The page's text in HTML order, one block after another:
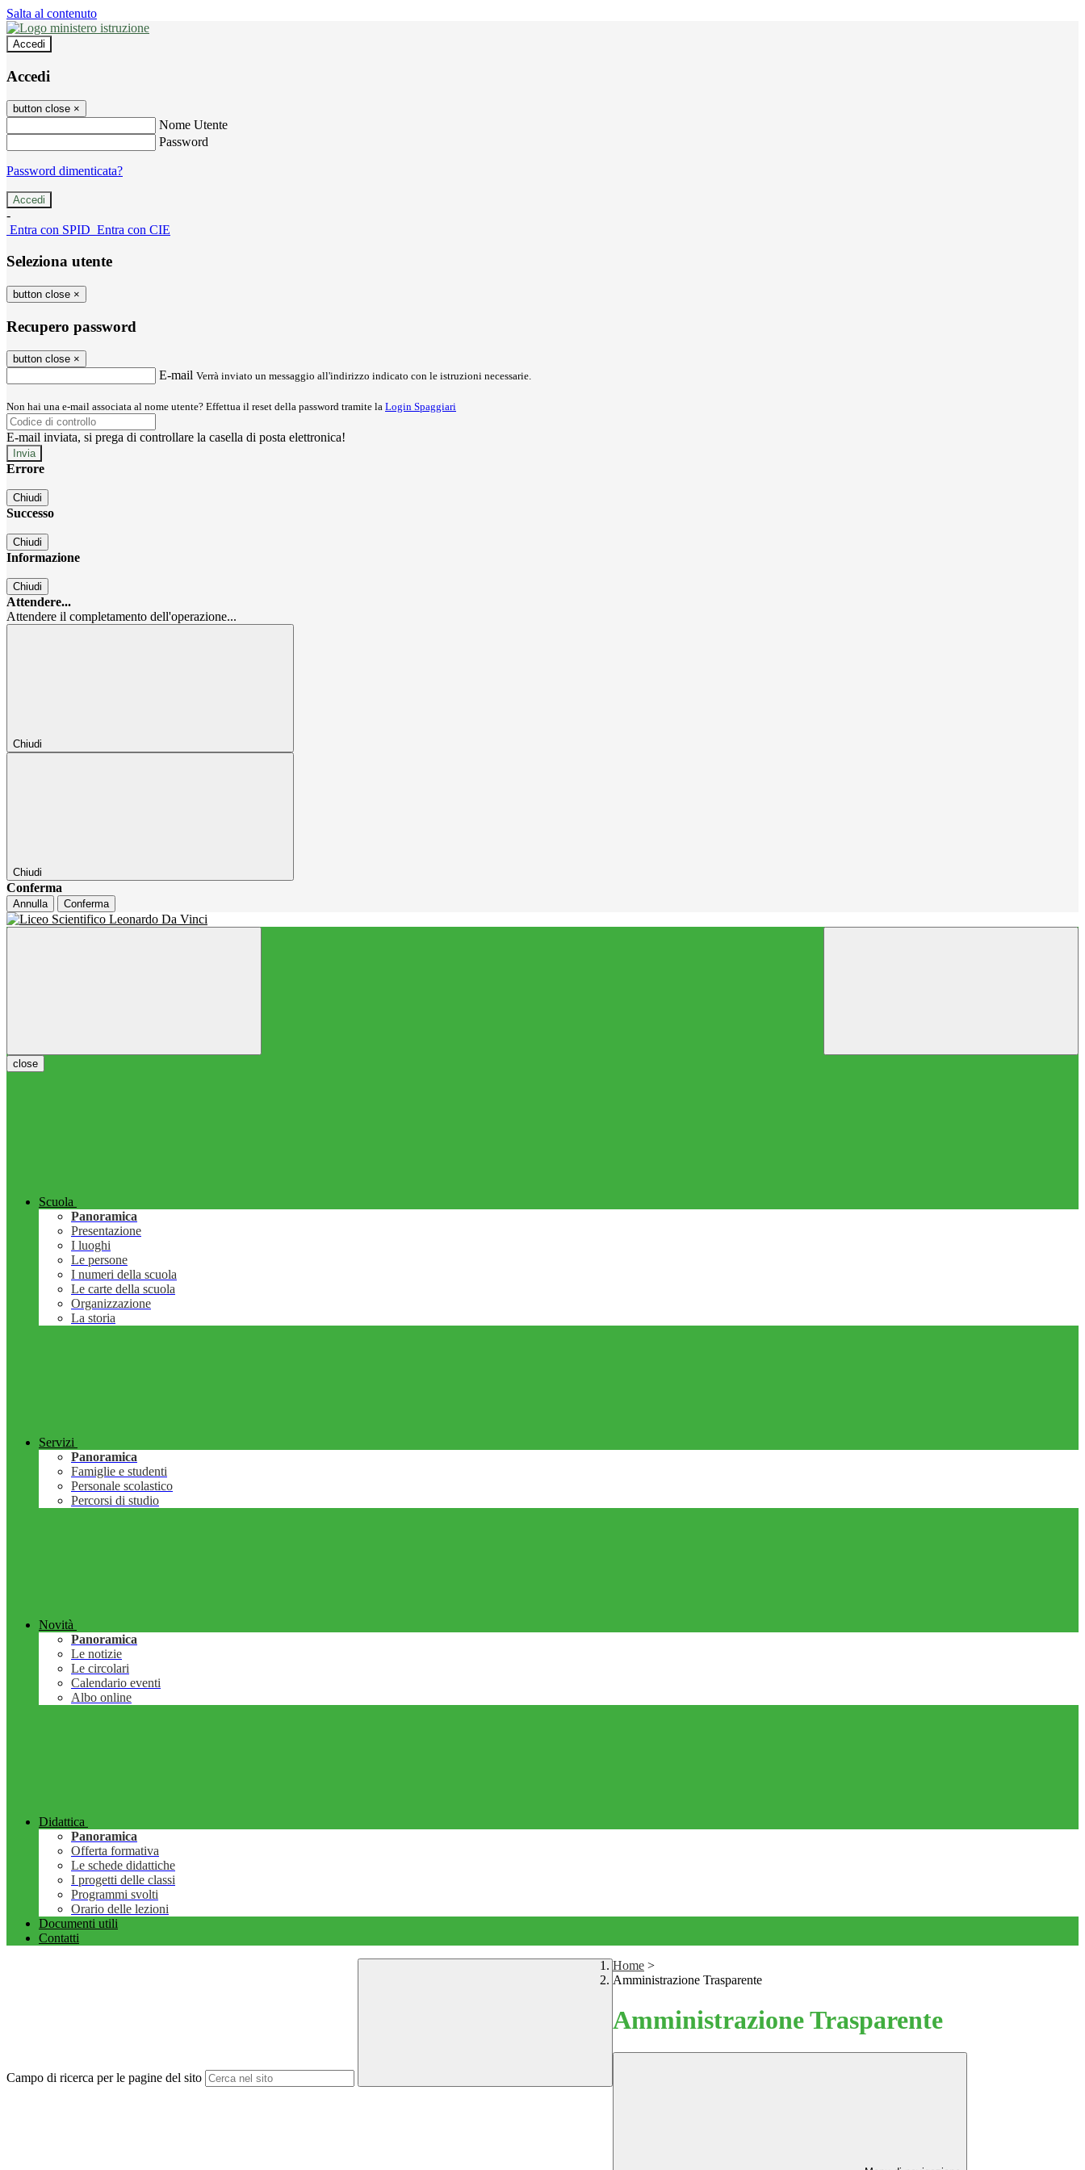
Salta al contenuto
Accedi
Accedi
button close ×
Nome Utente
Password
Password dimenticata?
-
Entra con SPID Entra con CIE
Seleziona utente
button close ×
Recupero password
button close ×
E-mail Verrà inviato un messaggio all'indirizzo indicato con le istruzioni necessarie.
Non hai una e-mail associata al nome utente? Effettua il reset della password tramite la Login Spaggiari
E-mail inviata, si prega di controllare la casella di posta elettronica!
Errore
Chiudi
Successo
Chiudi
Informazione
Chiudi
Attendere...
Attendere il completamento dell'operazione...
Chiudi
Chiudi
Conferma
Annulla Conferma
close
Scuola
Panoramica
Presentazione
I luoghi
Le persone
I numeri della scuola
Le carte della scuola
Organizzazione
La storia
Servizi
Panoramica
Famiglie e studenti
Personale scolastico
Percorsi di studio
Novità
Panoramica
Le notizie
Le circolari
Calendario eventi
Albo online
Didattica
Panoramica
Offerta formativa
Le schede didattiche
I progetti delle classi
Programmi svolti
Orario delle lezioni
Documenti utili
Contatti
Campo di ricerca per le pagine del sito
Home >
Amministrazione Trasparente
Amministrazione Trasparente